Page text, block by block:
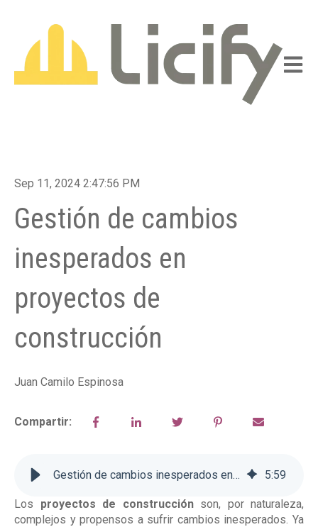
Abrir
Sep 11, 2024 2:47:56 PM
Gestión de cambios
inesperados en
proyectos de
construcción
Juan Camilo Espinosa
Compartir:
Gestión de cambios inesperados en proyectos de construcción 5:59
Los proyectos de construcciónson, por naturaleza,
complejos y propensos a sufrir cambios inesperados. Ya